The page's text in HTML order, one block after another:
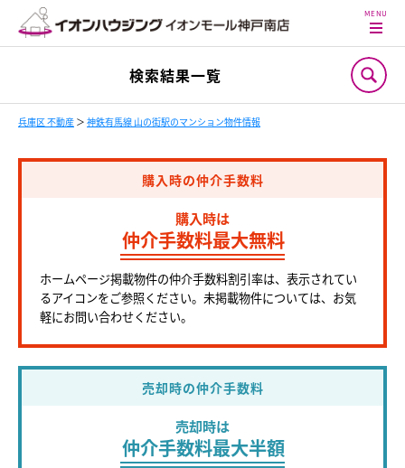
検索結果一覧
兵庫区 不動産 ＞ 神鉄有馬線 山の街駅のマンション物件情報
購入時の仲介手数料
購入時は
仲介手数料最大無料
ホームページ掲載物件の仲介手数料割引率は、表示されてい
るアイコンをご参照ください。未掲載物件については、お気
軽にお問い合わせください。
売却時の仲介手数料
売却時は
仲介手数料最大半額